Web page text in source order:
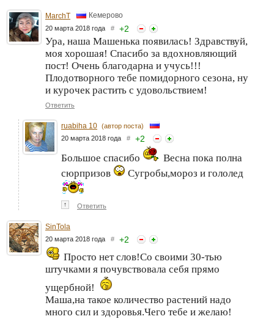
MarchT Кемерово
20 марта 2018 года # +2
Ура, наша Машенька появилась! Здравствуй,
моя хорошая! Спасибо за вдохновляющий
пост! Очень благодарна и учусь!!!
Плодотворного тебе помидорного сезона, ну
и курочек растить с удовольствием!
Ответить
ruabiha 10 (автор поста)
20 марта 2018 года # +2
Большое спасибо
Весна пока полна
сюрпризов
Сугробы,мороз и гололед
↑ Ответить
SinTola
20 марта 2018 года # +2
Просто нет слов!Со своими 30-тью
штучками я почувствовала себя прямо
ущербной!
Маша,на такое количество растений надо
много сил и здоровья.Чего тебе и желаю!